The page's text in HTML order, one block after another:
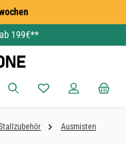
ab 199€**
Du hast 0
Ausmisten